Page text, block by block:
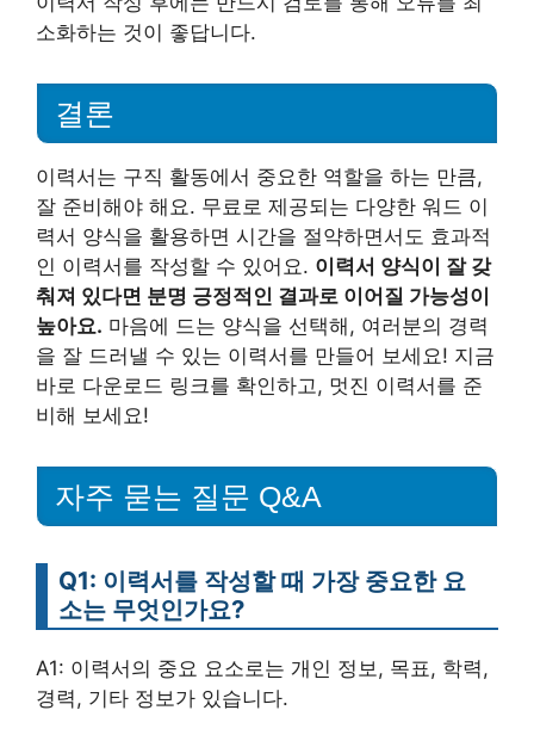
소화하는 것이 좋답니다.
결론
이력서는 구직 활동에서 중요한 역할을 하는 만큼,
잘 준비해야 해요. 무료로 제공되는 다양한 워드 이
력서 양식을 활용하면 시간을 절약하면서도 효과적
인 이력서를 작성할 수 있어요. 이력서 양식이 잘 갖
춰져 있다면 분명 긍정적인 결과로 이어질 가능성이
높아요. 마음에 드는 양식을 선택해, 여러분의 경력
을 잘 드러낼 수 있는 이력서를 만들어 보세요! 지금
바로 다운로드 링크를 확인하고, 멋진 이력서를 준
비해 보세요!
자주 묻는 질문 Q&A
Q1: 이력서를 작성할 때 가장 중요한 요
소는 무엇인가요?
A1: 이력서의 중요 요소로는 개인 정보, 목표, 학력,
경력, 기타 정보가 있습니다.